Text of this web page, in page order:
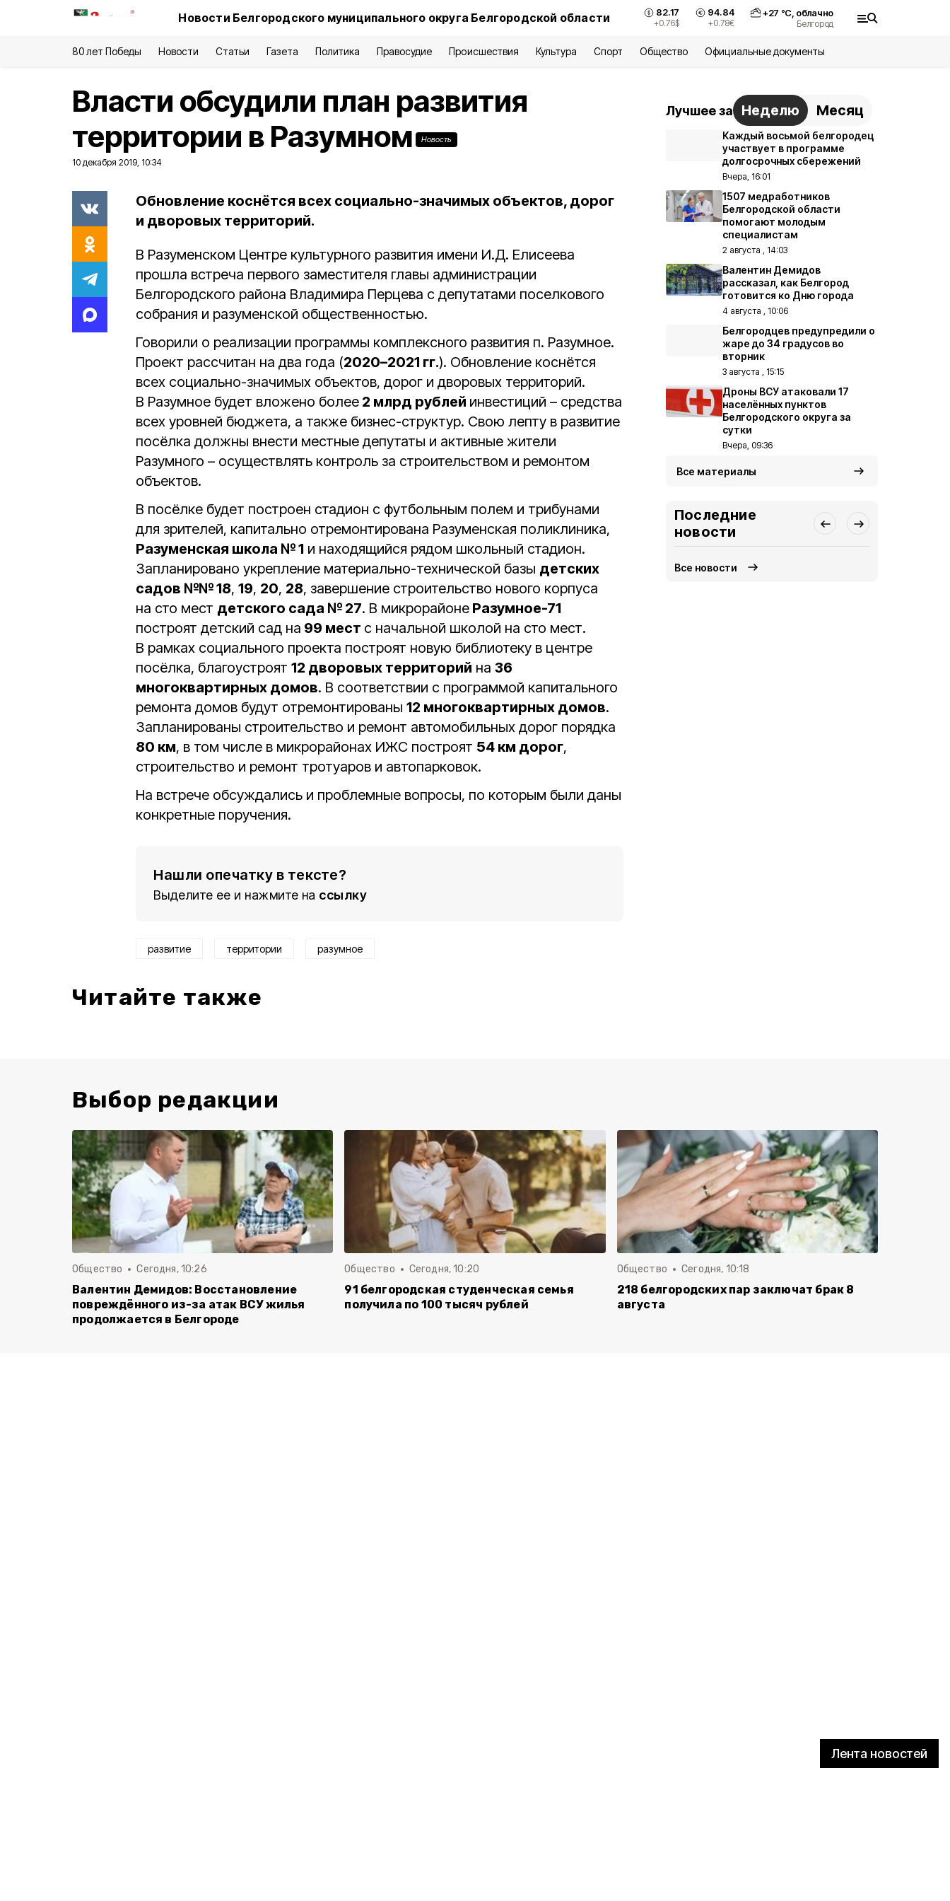
Новости Белгородского муниципального округа Белгородской области 82.17
+0.76$
94.84
+0.78€
+27 °С, облачно
Белгород
80 лет Победы Новости Статьи Газета Политика Правосудие Происшествия Культура Спорт Общество Официальные документы
Лента новостей
Власти обсудили план развития
территории в Разумном
Новость
10 декабря 2019, 10:34
Обновление коснётся всех социально-значимых объектов, дорог
и дворовых территорий.
В Разуменском Центре культурного развития имени И.Д. Елисеева
прошла встреча первого заместителя главы администрации
Белгородского района Владимира Перцева с депутатами поселкового
собрания и разуменской общественностью.
Говорили о реализации программы комплексного развития п. Разумное.
Проект рассчитан на два года (2020–2021 гг.). Обновление коснётся
всех социально-значимых объектов, дорог и дворовых территорий.
В Разумное будет вложено более 2 млрд рублей инвестиций – средства
всех уровней бюджета, а также бизнес-структур. Свою лепту в развитие
посёлка должны внести местные депутаты и активные жители
Разумного – осуществлять контроль за строительством и ремонтом
объектов.
В посёлке будет построен стадион с футбольным полем и трибунами
для зрителей, капитально отремонтирована Разуменская поликлиника,
Разуменская школа № 1 и находящийся рядом школьный стадион.
Запланировано укрепление материально-технической базы детских
садов №№ 18, 19, 20, 28, завершение строительство нового корпуса
на сто мест детского сада № 27. В микрорайоне Разумное-71
построят детский сад на 99 мест с начальной школой на сто мест.
В рамках социального проекта построят новую библиотеку в центре
посёлка, благоустроят 12 дворовых территорий на 36
многоквартирных домов. В соответствии с программой капитального
ремонта домов будут отремонтированы 12 многоквартирных домов.
Запланированы строительство и ремонт автомобильных дорог порядка
80 км, в том числе в микрорайонах ИЖС построят 54 км дорог,
строительство и ремонт тротуаров и автопарковок.
На встрече обсуждались и проблемные вопросы, по которым были даны
конкретные поручения.
Нашли опечатку в тексте?
Выделите ее и нажмите на ссылку
развитие территории разумное
Читайте также
Лучшее за Неделю Месяц
Каждый восьмой белгородец
участвует в программе
долгосрочных сбережений
Вчера, 16:01
1507 медработников
Белгородской области
помогают молодым
специалистам
2 августа , 14:03
Валентин Демидов
рассказал, как Белгород
готовится ко Дню города
4 августа , 10:06
Белгородцев предупредили о
жаре до 34 градусов во
вторник
3 августа , 15:15
Дроны ВСУ атаковали 17
населённых пунктов
Белгородского округа за
сутки
Вчера, 09:36
Все материалы
Последние
новости
Все новости
Выбор редакции
Общество Сегодня, 10:26
Валентин Демидов: Восстановление
повреждённого из-за атак ВСУ жилья
продолжается в Белгороде
Общество Сегодня, 10:20
91 белгородская студенческая семья
получила по 100 тысяч рублей
Общество Сегодня, 10:18
218 белгородских пар заключат брак 8
августа